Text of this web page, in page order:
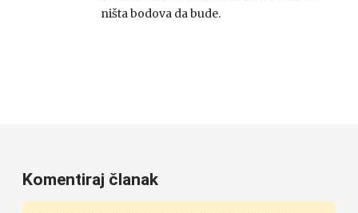
ništa bodova da bude.
Komentiraj članak